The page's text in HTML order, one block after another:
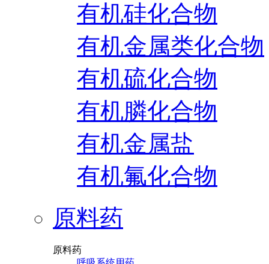
有机硅化合物
有机金属类化合物
有机硫化合物
有机膦化合物
有机金属盐
有机氟化合物
原料药
原料药